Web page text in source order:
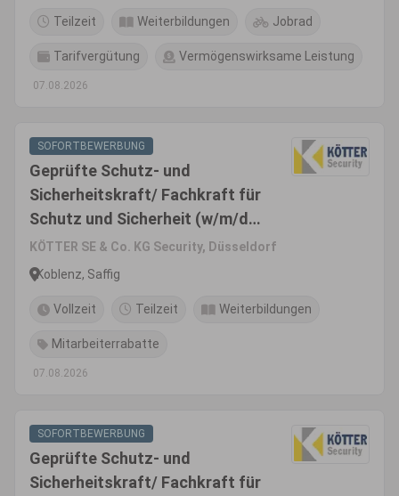
Teilzeit Weiterbildungen Jobrad
Tarifvergütung Vermögenswirksame Leistung
07.08.2026
SOFORTBEWERBUNG
Geprüfte Schutz- und
Sicherheitskraft/ Fachkraft für
Schutz und Sicherheit (w/m/d)
- Saffig
KÖTTER SE & Co. KG Security, Düsseldorf
Koblenz, Saffig
Vollzeit Teilzeit Weiterbildungen
Mitarbeiterrabatte
07.08.2026
SOFORTBEWERBUNG
Geprüfte Schutz- und
Sicherheitskraft/ Fachkraft für